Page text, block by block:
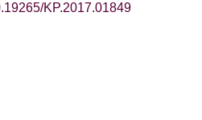
KP.2017.01849